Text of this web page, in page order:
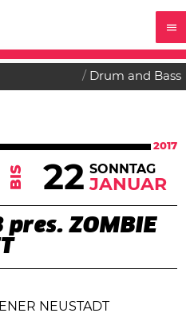
Drum and Bass
2017
BIS 22 SONNTAG
JANUAR
pres. ZOMBIE
NEUSTADT